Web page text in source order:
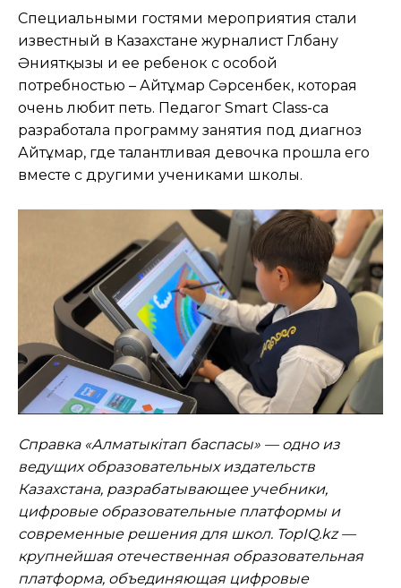
Специальными гостями мероприятия стали
известный в Казахстане журналист Гүлбану
Әниятқызы и ее ребенок с особой
потребностью – Айтұмар Сәрсенбек, которая
очень любит петь. Педагог Smart Class-са
разработала программу занятия под диагноз
Айтұмар, где талантливая девочка прошла его
вместе с другими учениками школы.
Справка «Алматыкітап баспасы» — одно из
ведущих образовательных издательств
Казахстана, разрабатывающее учебники,
цифровые образовательные платформы и
современные решения для школ. TopIQ.kz —
крупнейшая отечественная образовательная
платформа, объединяющая цифровые